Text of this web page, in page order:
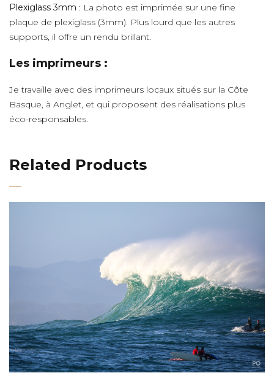
Plexiglass 3mm : La photo est imprimée sur une fine
plaque de plexiglass (3mm). Plus lourd que les autres
supports, il offre un rendu brillant.
Les imprimeurs :
Je travaille avec des imprimeurs locaux situés sur la Côte
Basque, à Anglet, et qui proposent des réalisations plus
éco-responsables.
Related Products